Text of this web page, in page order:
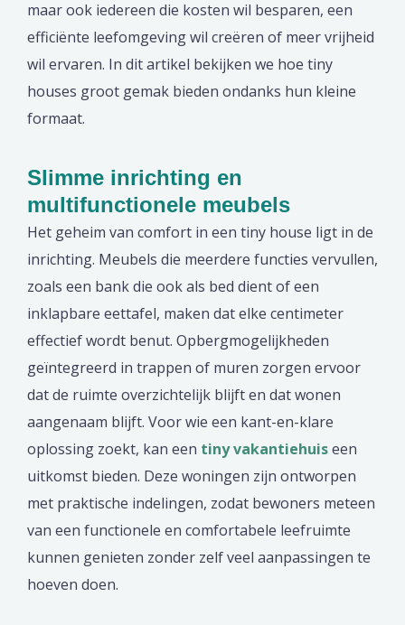
maar ook iedereen die kosten wil besparen, een
efficiënte leefomgeving wil creëren of meer vrijheid
wil ervaren. In dit artikel bekijken we hoe tiny
houses groot gemak bieden ondanks hun kleine
formaat.
Slimme inrichting en
multifunctionele meubels
Het geheim van comfort in een tiny house ligt in de
inrichting. Meubels die meerdere functies vervullen,
zoals een bank die ook als bed dient of een
inklapbare eettafel, maken dat elke centimeter
effectief wordt benut. Opbergmogelijkheden
geïntegreerd in trappen of muren zorgen ervoor
dat de ruimte overzichtelijk blijft en dat wonen
aangenaam blijft. Voor wie een kant-en-klare
oplossing zoekt, kan een tiny vakantiehuiseen
uitkomst bieden. Deze woningen zijn ontworpen
met praktische indelingen, zodat bewoners meteen
van een functionele en comfortabele leefruimte
kunnen genieten zonder zelf veel aanpassingen te
hoeven doen.